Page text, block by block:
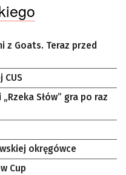
z Goats. Teraz przed
Słów” gra po raz
okręgówce
Cup